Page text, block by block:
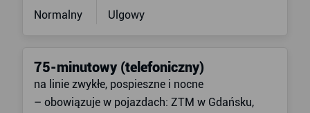
Normalny Ulgowy
75-minutowy (telefoniczny)
na linie zwykłe, pospieszne i nocne
– obowiązuje w pojazdach: ZTM w Gdańsku,